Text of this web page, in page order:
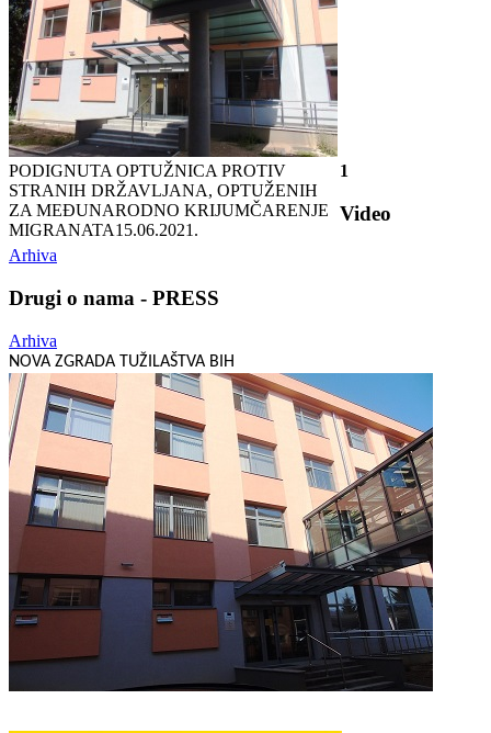
PODIGNUTA OPTUŽNICA PROTIV
STRANIH DRŽAVLJANA, OPTUŽENIH
ZA MEĐUNARODNO KRIJUMČARENJE
MIGRANATA15.06.2021.
1
Video
Arhiva
Drugi o nama - PRESS
Arhiva
NOVA ZGRADA TUŽILAŠTVA BIH